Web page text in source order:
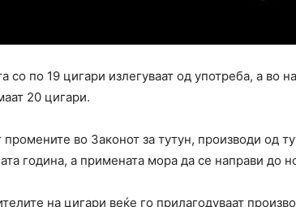
со по 19 цигари излегуваат од употреба, а во
20 цигари.
промените во Законот за тутун, производи од
година, а примената мора да се направи до
на цигари веќе го прилагодуваат